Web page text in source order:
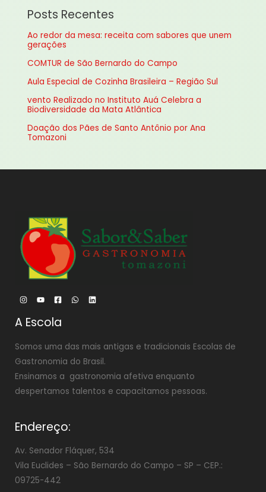
i
s
p
o
:
Posts Recentes
Ao redor da mesa: receita com sabores que unem
gerações
COMTUR de São Bernardo do Campo
Aula Especial de Cozinha Brasileira – Região Sul
vento Realizado no Instituto Auá Celebra a
Biodiversidade da Mata Atlântica
Doação dos Pães de Santo Antônio por Ana
Tomazoni
A Escola
Somos uma das mais antigas e tradicionais Escolas de
Gastronomia do Brasil.
Ensinamos a gastronomia afetiva enquanto
despertamos talentos e capacitamos pessoas.
Endereço:
Av. Senador Fláquer, 534
Vila Euclides – São Bernardo do Campo – SP – CEP.:
09725-442